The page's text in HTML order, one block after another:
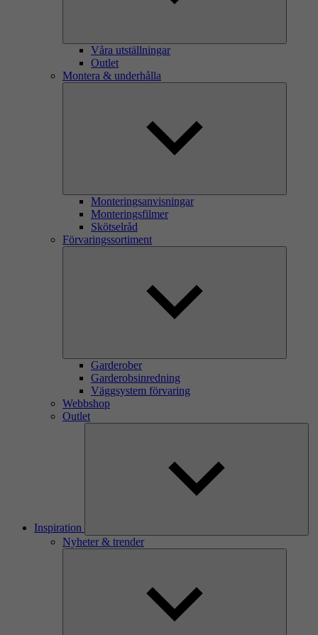
Våra utställningar
Outlet
Montera & underhålla
Monteringsanvisningar
Monteringsfilmer
Skötselråd
Förvaringssortiment
Garderober
Garderobsinredning
Väggsystem förvaring
Webbshop
Outlet
Inspiration
Nyheter & trender